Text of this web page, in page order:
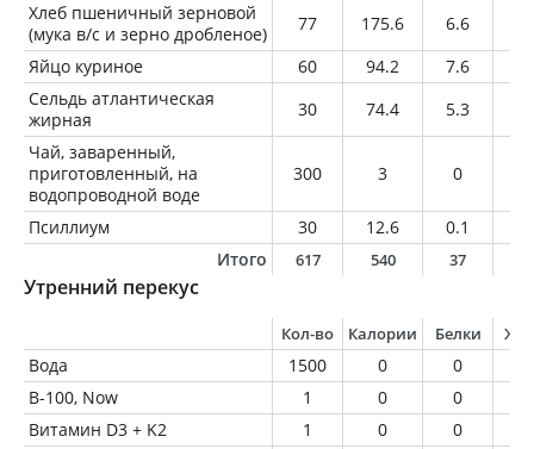
Хлеб пшеничный зерновой
(мука в/с и зерно дробленое)
77 175.6 6.6
Яйцо куриное
60 94.2 7.6
Сельдь атлантическая
жирная
30 74.4 5.3
Чай, заваренный,
приготовленный, на
водопроводной воде
300 3 0
Псиллиум 30 12.6 0.1
Итого
617 540 37
Утренний перекус
Кол-во Калории Белки
Вода 1500 0 0
В-100, Now
1 0 0
Витамин D3 + K2
1 0 0